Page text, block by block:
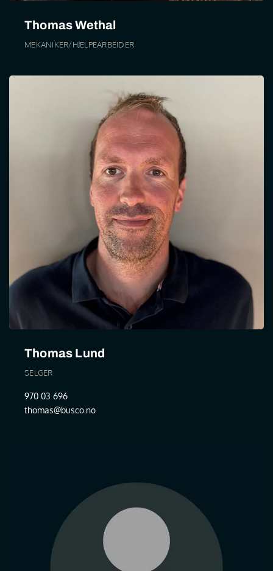
Thomas Wethal
MEKANIKER/HJELPEARBEIDER
Thomas Lund
SELGER
970 03 696
thomas@busco.no